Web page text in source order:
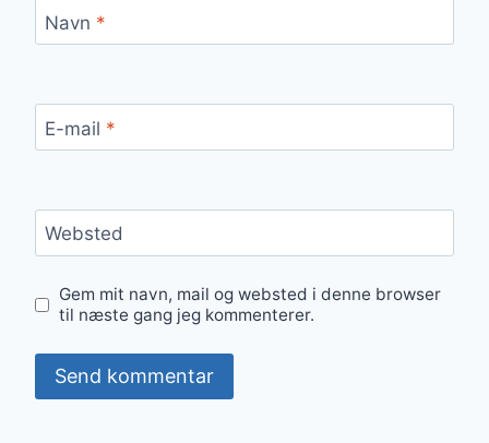
Navn *
E-mail *
Websted
Gem mit navn, mail og websted i denne browser
til næste gang jeg kommenterer.